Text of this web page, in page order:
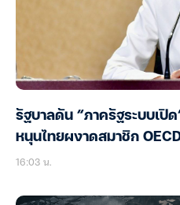
รัฐบาลดัน “ภาครัฐระบบเปิ
หนุนไทยผงาดสมาชิก
16:03 น.